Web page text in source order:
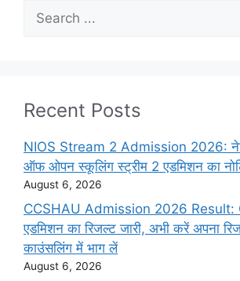
Search
Recent Posts
NIOS Stream 2 Admission 2026:
ऑफ ओपन स्कूलिंग स्ट्रीम 2 एडमिशन का
August 6, 2026
CCSHAU Admission 2026 Result:
एडमिशन का रिजल्ट जारी, अभी करें अपना
काउंसलिंग में भाग लें
August 6, 2026